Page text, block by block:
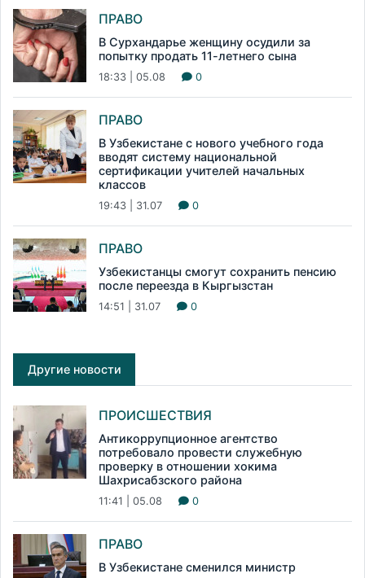
ПРАВО
В Сурхандарье женщину осудили за
попытку продать 11-летнего сына
18:33 | 05.08 0
ПРАВО
В Узбекистане с нового учебного года
вводят систему национальной
сертификации учителей начальных
классов
19:43 | 31.07 0
ПРАВО
Узбекистанцы смогут сохранить пенсию
после переезда в Кыргызстан
14:51 | 31.07 0
Другие новости
ПРОИСШЕСТВИЯ
Антикоррупционное агентство
потребовало провести служебную
проверку в отношении хокима
Шахрисабзского района
11:41 | 05.08 0
ПРАВО
В Узбекистане сменился министр